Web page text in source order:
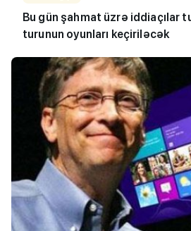
Bu gün şahmat üzrə iddiaçılar